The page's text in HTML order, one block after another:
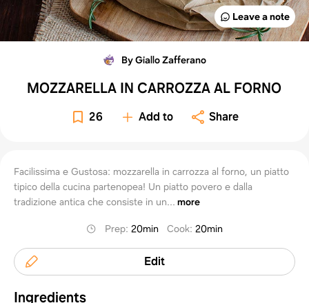
Leave a note
By Giallo Zafferano
MOZZARELLA IN CARROZZA AL FORNO
26 Add to Share
Facilissima e Gustosa: mozzarella in carrozza al forno, un piatto
tipico della cucina partenopea! Un piatto povero e dalla
tradizione antica che consiste in un... more
Prep:20min Cook:20min
Edit
Ingredients